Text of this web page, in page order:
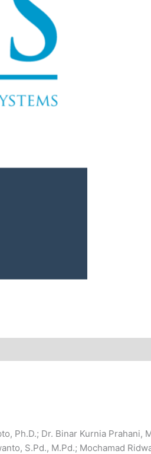
Ph.D.; Dr. Binar Kurnia Prahani,
S.Pd., M.Pd.; Mochamad